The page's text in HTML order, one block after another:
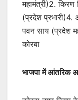
महामंत्री)2.
(प्रदेश प्रभारी)4.
पवन साय (प्रदेश
कोरबा
भाजपा में आंतरिक